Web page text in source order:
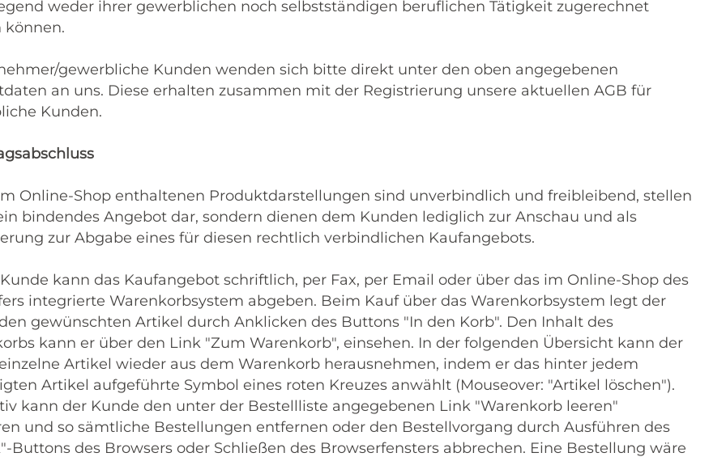
weder ihrer gewerblichen noch selbstständigen beruflichen Tätigkeit zugerechnet
können.
gewerbliche Kunden wenden sich bitte direkt unter den oben angegebenen
an uns. Diese erhalten zusammen mit der Registrierung unsere aktuellen AGB für
Kunden.
Online-Shop enthaltenen Produktdarstellungen sind unverbindlich und freibleibend, stellen
bindendes Angebot dar, sondern dienen dem Kunden lediglich zur Anschau und als
zur Abgabe eines für diesen rechtlich verbindlichen Kaufangebots.
kann das Kaufangebot schriftlich, per Fax, per Email oder über das im Online-Shop des
integrierte Warenkorbsystem abgeben. Beim Kauf über das Warenkorbsystem legt der
gewünschten Artikel durch Anklicken des Buttons "In den Korb". Den Inhalt des
kann er über den Link "Zum Warenkorb", einsehen. In der folgenden Übersicht kann der
Artikel wieder aus dem Warenkorb herausnehmen, indem er das hinter jedem
Artikel aufgeführte Symbol eines roten Kreuzes anwählt (Mouseover: "Artikel löschen").
kann der Kunde den unter der Bestellliste angegebenen Link "Warenkorb leeren"
und so sämtliche Bestellungen entfernen oder den Bestellvorgang durch Ausführen des
Buttons des Browsers oder Schließen des Browserfensters abbrechen. Eine Bestellung wäre